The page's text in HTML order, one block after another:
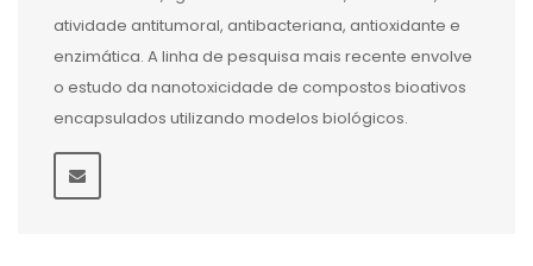
atividade antitumoral, antibacteriana, antioxidante e
enzimática. A linha de pesquisa mais recente envolve
o estudo da nanotoxicidade de compostos bioativos
encapsulados utilizando modelos biológicos.